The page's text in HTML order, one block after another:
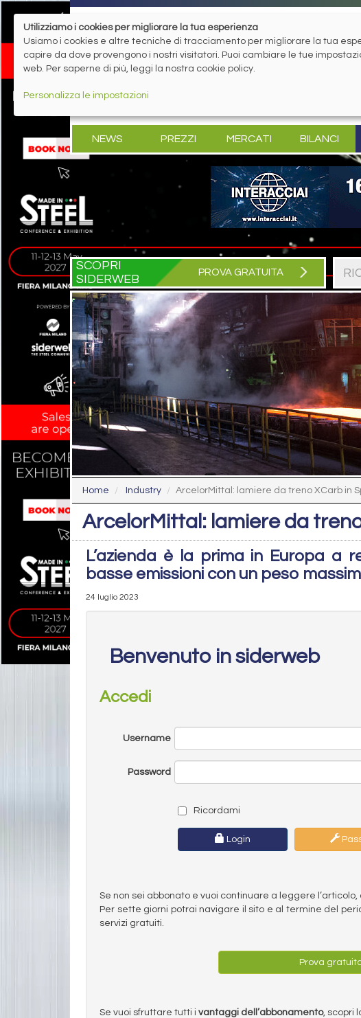
NEWS PREZZI MERCATI BILANCI
SCOPRI
SIDERWEB
PROVA GRATUITA
Home Industry ArcelorMittal: lamiere da treno XCarb in
ArcelorMittal: lamiere da
L’azienda è la prima in Europa a
basse emissioni con un peso
24 luglio 2023
Benvenuto in siderweb
Accedi
Username
Password
Ricordami
Login
Se non sei abbonato e vuoi continuare a leggere l’articolo,
Per sette giorni potrai navigare il sito e al termine del
servizi gratuiti.
Prova
Se vuoi sfruttare tutti i vantaggi dell’abbonamento, scopri
Utilizziamo i cookies per migliorare la tua esperienza
Usiamo i cookies e altre tecniche di tracciamento per migliorare la tua
capire da dove provengono i nostri visitatori. Puoi cambiare le tue
web. Per saperne di più, leggi la nostra cookie policy.
Personalizza le impostazioni